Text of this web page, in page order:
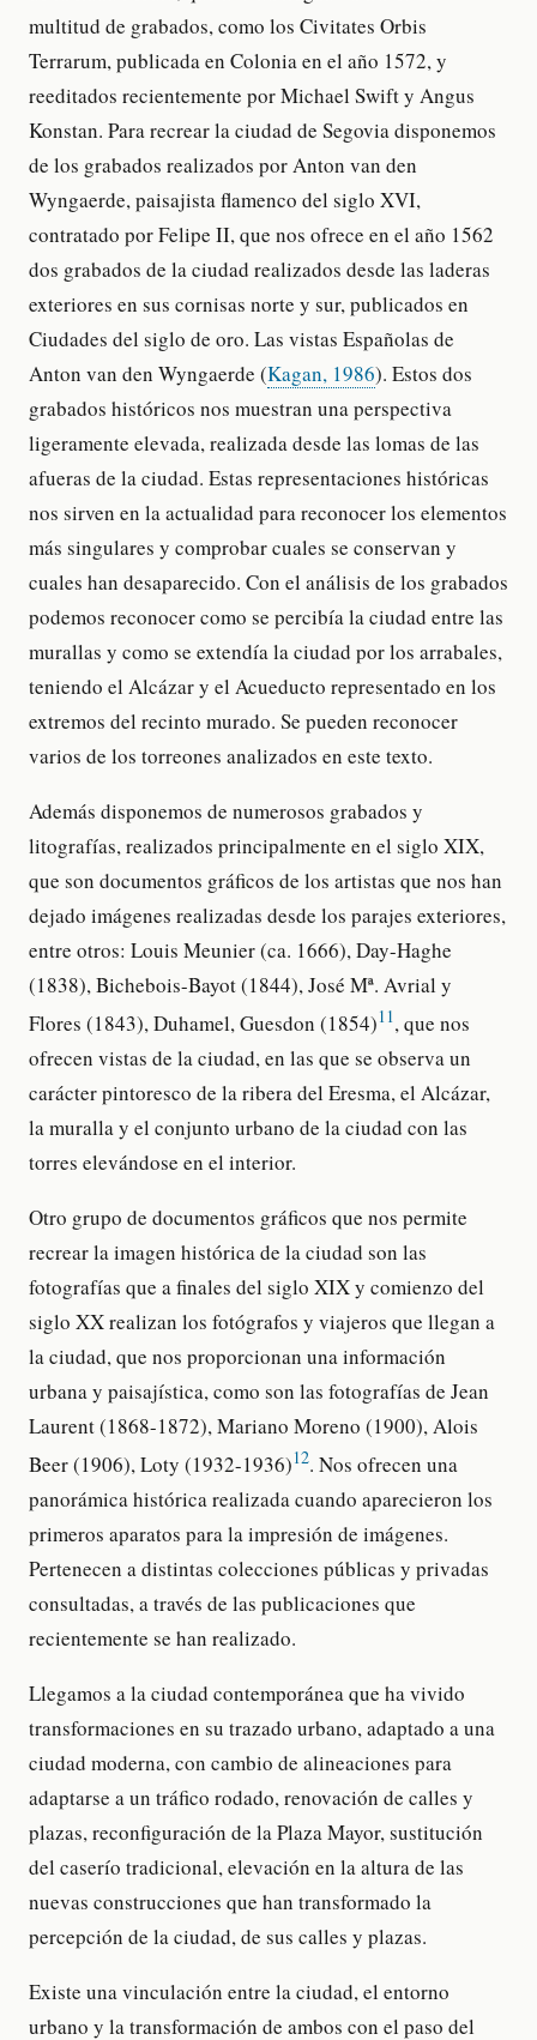
multitud de grabados, como los Civitates Orbis
Terrarum, publicada en Colonia en el año 1572, y
reeditados recientemente por Michael Swift y Angus
Konstan. Para recrear la ciudad de Segovia disponemos
de los grabados realizados por Anton van den
Wyngaerde, paisajista flamenco del siglo XVI,
contratado por Felipe II, que nos ofrece en el año 1562
dos grabados de la ciudad realizados desde las laderas
exteriores en sus cornisas norte y sur, publicados en
Ciudades del siglo de oro. Las vistas Españolas de
Anton van den Wyngaerde (Kagan, 1986). Estos dos
grabados históricos nos muestran una perspectiva
ligeramente elevada, realizada desde las lomas de las
afueras de la ciudad. Estas representaciones históricas
nos sirven en la actualidad para reconocer los elementos
más singulares y comprobar cuales se conservan y
cuales han desaparecido. Con el análisis de los grabados
podemos reconocer como se percibía la ciudad entre las
murallas y como se extendía la ciudad por los arrabales,
teniendo el Alcázar y el Acueducto representado en los
extremos del recinto murado. Se pueden reconocer
varios de los torreones analizados en este texto.
Además disponemos de numerosos grabados y
litografías, realizados principalmente en el siglo XIX,
que son documentos gráficos de los artistas que nos han
dejado imágenes realizadas desde los parajes exteriores,
entre otros: Louis Meunier (ca. 1666), Day-Haghe
(1838), Bichebois-Bayot (1844), José Mª. Avrial y
Flores (1843), Duhamel, Guesdon (1854)11, que nos
ofrecen vistas de la ciudad, en las que se observa un
carácter pintoresco de la ribera del Eresma, el Alcázar,
la muralla y el conjunto urbano de la ciudad con las
torres elevándose en el interior.
Otro grupo de documentos gráficos que nos permite
recrear la imagen histórica de la ciudad son las
fotografías que a finales del siglo XIX y comienzo del
siglo XX realizan los fotógrafos y viajeros que llegan a
la ciudad, que nos proporcionan una información
urbana y paisajística, como son las fotografías de Jean
Laurent (1868-1872), Mariano Moreno (1900), Alois
Beer (1906), Loty (1932-1936)12. Nos ofrecen una
panorámica histórica realizada cuando aparecieron los
primeros aparatos para la impresión de imágenes.
Pertenecen a distintas colecciones públicas y privadas
consultadas, a través de las publicaciones que
recientemente se han realizado.
Llegamos a la ciudad contemporánea que ha vivido
transformaciones en su trazado urbano, adaptado a una
ciudad moderna, con cambio de alineaciones para
adaptarse a un tráfico rodado, renovación de calles y
plazas, reconfiguración de la Plaza Mayor, sustitución
del caserío tradicional, elevación en la altura de las
nuevas construcciones que han transformado la
percepción de la ciudad, de sus calles y plazas.
Existe una vinculación entre la ciudad, el entorno
urbano y la transformación de ambos con el paso del